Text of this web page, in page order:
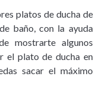
platos de ducha de
baño, con la ayuda
mostrarte algunos
el plato de ducha en
sacar el máximo